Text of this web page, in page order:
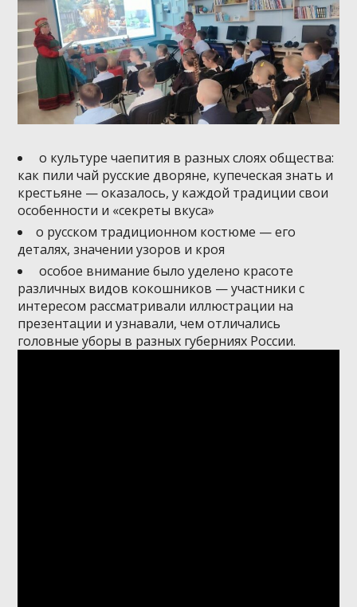
о культуре чаепития в разных слоях общества:
как пили чай русские дворяне, купеческая знать и
крестьяне — оказалось, у каждой традиции свои
особенности и «секреты вкуса»
о русском традиционном костюме — его
деталях, значении узоров и кроя
особое внимание было уделено красоте
различных видов кокошников — участники с
интересом рассматривали иллюстрации на
презентации и узнавали, чем отличались
головные уборы в разных губерниях России.